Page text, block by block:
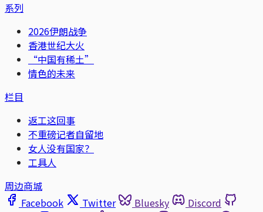
系列
2026伊朗战争
香港世纪大火
“中国有稀土”
情色的未来
栏目
返工这回事
不重磅记者自留地
女人没有国家？
工具人
周边商城
Facebook
Twitter Bluesky
Discord